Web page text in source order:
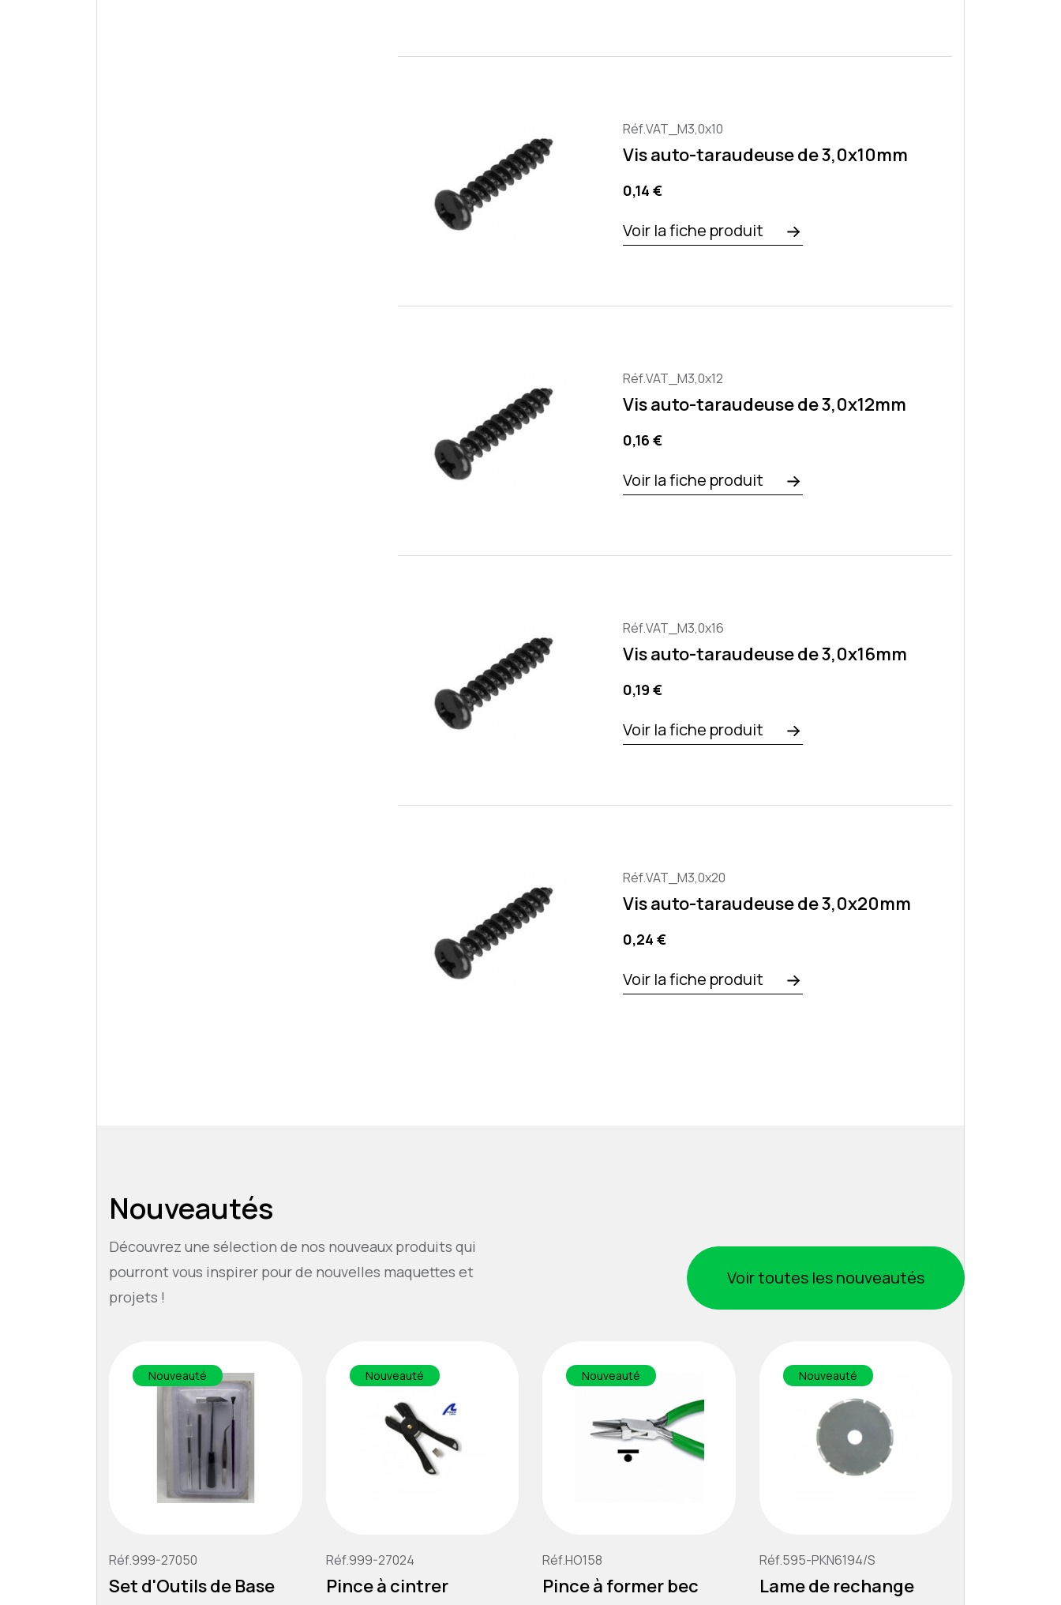
Réf.VAT_M3,0x10
Vis auto-taraudeuse de 3,0x10mm
Precio
0,14 €
Voir la fiche produit
Réf.VAT_M3,0x12
Vis auto-taraudeuse de 3,0x12mm
Precio
0,16 €
Voir la fiche produit
Réf.VAT_M3,0x16
Vis auto-taraudeuse de 3,0x16mm
Precio
0,19 €
Voir la fiche produit
Réf.VAT_M3,0x20
Vis auto-taraudeuse de 3,0x20mm
Precio
0,24 €
Voir la fiche produit
Nouveautés
Découvrez une sélection de nos nouveaux produits qui
pourront vous inspirer pour de nouvelles maquettes et
projets !
Voir toutes les nouveautés
Réf.999-27050
Set d'Outils de Base
Nouveauté
Réf.999-27024
Pince à cintrer
Nouveauté
Réf.HO158
Pince à former bec
Nouveauté
Réf.595-PKN6194/S
Lame de rechange
Nouveauté